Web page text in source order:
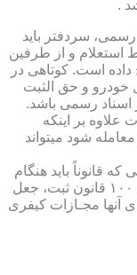
.
سردفتر باید
استعلام و از طرفین
داده است. کوتاهی در
خودرو و حق الثبت
اسناد رسمی باشد.
علاوه بر اینکه
شود میتواند
قانوناً باید هنگام
تنظیم سند حضــــور داشته باشند، طبق ماده ۱۰۰ قانون ثبت، جعل
آنها مجـازات کیفری